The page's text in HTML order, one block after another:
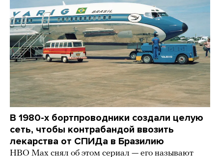
В 1980-х бортпроводники создали целую
сеть, чтобы контрабандой ввозить
лекарства от СПИДа в Бразилию
HBO Max снял об этом сериал — его называют